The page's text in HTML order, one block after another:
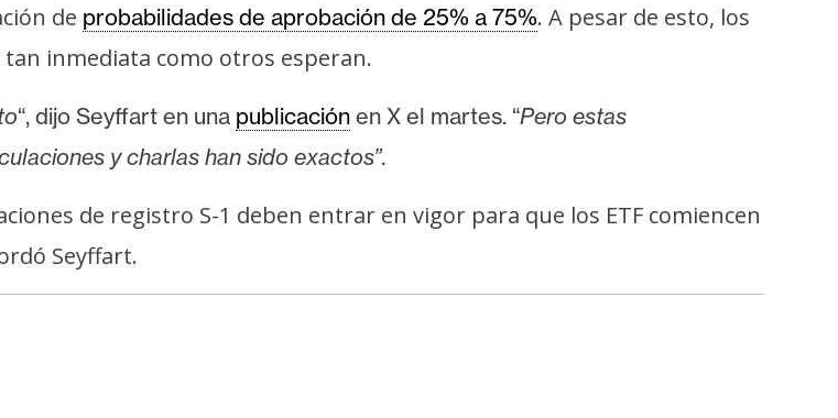
de probabilidades de aprobación de 25% a 75%. A pesar de esto, los
inmediata como otros esperan.
“, dijo Seyffart en una publicación en X el martes. “Pero estas
y charlas han sido exactos”.
de registro S-1 deben entrar en vigor para que los ETF comiencen
Seyffart.